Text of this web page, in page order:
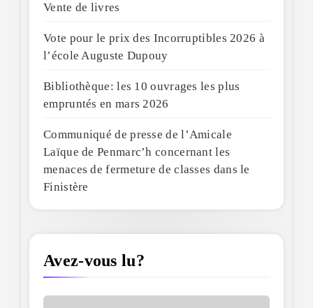
Vente de livres
Vote pour le prix des Incorruptibles 2026 à
l’école Auguste Dupouy
Bibliothèque: les 10 ouvrages les plus
empruntés en mars 2026
Communiqué de presse de l’Amicale
Laïque de Penmarc’h concernant les
menaces de fermeture de classes dans le
Finistère
Avez-vous lu?